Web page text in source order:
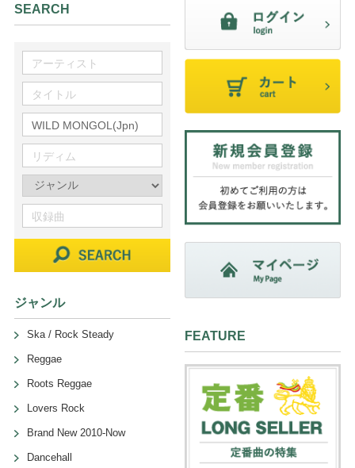
SEARCH
ジャンル
Ska / Rock Steady
Reggae
Roots Reggae
Lovers Rock
Brand New 2010-Now
Dancehall
FEATURE